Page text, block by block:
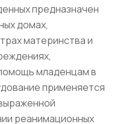
предназначен
домах,
материнства и
младенцам в
применяется
реанимационных